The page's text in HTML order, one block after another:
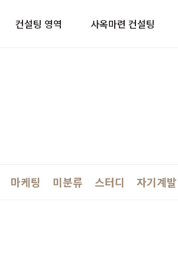
컨설팅 영역 사옥마련 컨설팅
마케팅 미분류 스터디 자기계발